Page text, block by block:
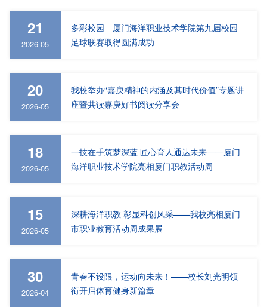
21
2026-05
多彩校园︱厦门海洋职业技术学院第九届校园
足球联赛取得圆满成功
20
2026-05
我校举办“嘉庚精神的内涵及其时代价值”专题讲
座暨共读嘉庚好书阅读分享会
18
2026-05
一技在手筑梦深蓝 匠心育人通达未来——厦门
海洋职业技术学院亮相厦门职教活动周
15
2026-05
深耕海洋职教 彰显科创风采——我校亮相厦门
市职业教育活动周成果展
30
2026-04
青春不设限，运动向未来！——校长刘光明领
衔开启体育健身新篇章